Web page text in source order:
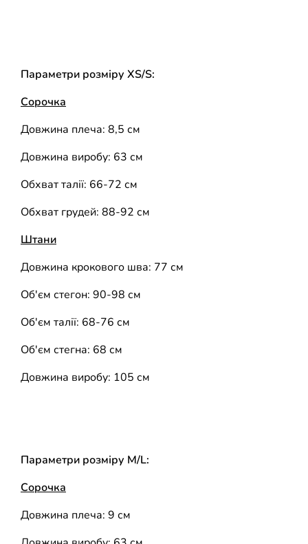
Параметри розміру XS/S:
Сорочка
Довжина плеча: 8,5 см
Довжина виробу: 63 см
Обхват талії: 66-72 см
Обхват грудей: 88-92 см
Штани
Довжина крокового шва: 77 см
Об'єм стегон: 90-98 см
Об'єм талії: 68-76 см
Об'єм стегна: 68 см
Довжина виробу: 105 см
Параметри розміру M/L:
Сорочка
Довжина плеча: 9 см